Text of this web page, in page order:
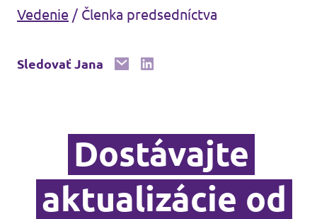
Médiá a tlač
Vedenie / Členka predsedníctva
Sledovať Jana
Dostávajte
aktualizácie od